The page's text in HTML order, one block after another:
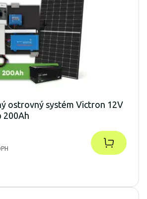
ostrovný systém Victron 12V
200Ah